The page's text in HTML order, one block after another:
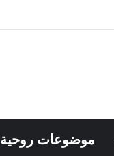
موضوعات روحية